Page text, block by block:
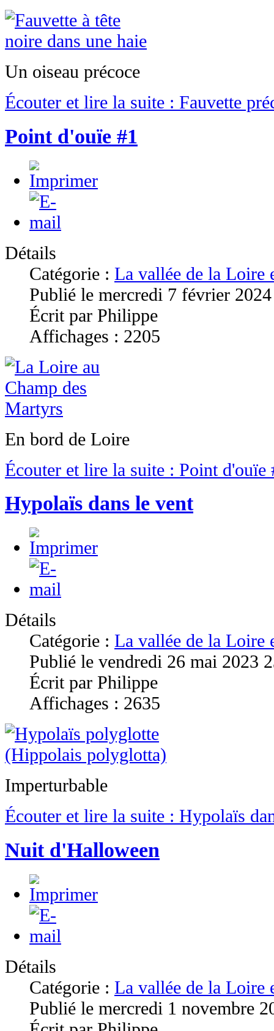
Un oiseau précoce
Écouter et lire la suite : Fauvette
Point d'ouïe #1
Détails
Catégorie : La vallée de la Loire
Publié le mercredi 7 février
Écrit par Philippe
Affichages : 2205
En bord de Loire
Écouter et lire la suite : Point d'ouïe
Hypolaïs dans le vent
Détails
Catégorie : La vallée de la Loire
Publié le vendredi 26 mai 2023
Écrit par Philippe
Affichages : 2635
Imperturbable
Écouter et lire la suite : Hypolaïs
Nuit d'Halloween
Détails
Catégorie : La vallée de la Loire
Publié le mercredi 1 novembre